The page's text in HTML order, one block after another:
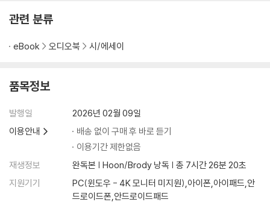
남과 북은 다시 ‘괴뢰’가 될 것인가ㆍ160
하늘엔 제비, 땅에는 제비꽃ㆍ164
기후 악당들ㆍ167
하루살이의 특별한 하루ㆍ178
걷는다는 것ㆍ184
도둑맞은 가난ㆍ186
더는 악업을 짓지 말라ㆍ190
말이 모든 것을 말한다ㆍ198
풀뿌리민주주의 뿌리가 썩고 있다ㆍ202
민주화 역사의 기생충이 될 것인가ㆍ206
관련 분류
eBook 오디오북 시/에세이
품목정보
발행일
2026년 02월 09일
이용안내
배송 없이 구매 후 바로 듣기
이용기간 제한없음
재생정보
완독본 | Hoon/Brody 낭독 | 총 7시간 26분 20초
지원기기
PC(윈도우 - 4K 모니터 미지원),아이폰,아이패드,안
드로이드폰,안드로이드패드